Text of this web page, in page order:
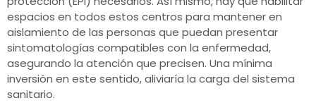
espacios en todos estos centros para mantener en
aislamiento de las personas que puedan presentar
sintomatologías compatibles con la enfermedad,
asegurando la atención que precisen. Una mínima
inversión en este sentido, aliviaría la carga del sistema
sanitario.